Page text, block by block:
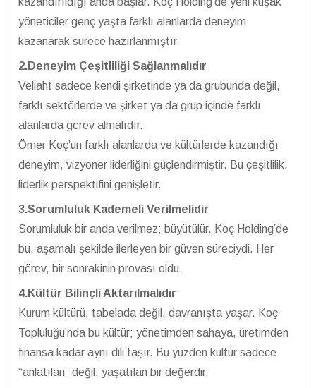
yöneticiler genç yaşta farklı alanlarda deneyim
kazanarak sürece hazırlanmıştır.
2.Deneyim Çeşitliliği Sağlanmalıdır
Veliaht sadece kendi şirketinde ya da grubunda değil,
farklı sektörlerde ve şirket ya da grup içinde farklı
alanlarda görev almalıdır.
Ömer Koç’un farklı alanlarda ve kültürlerde kazandığı
deneyim, vizyoner liderliğini güçlendirmiştir. Bu çeşitlilik,
liderlik perspektifini genişletir.
3.Sorumluluk Kademeli Verilmelidir
Sorumluluk bir anda verilmez; büyütülür. Koç Holding’de
bu, aşamalı şekilde ilerleyen bir güven süreciydi. Her
görev, bir sonrakinin provası oldu.
4.Kültür Bilinçli Aktarılmalıdır
Kurum kültürü, tabelada değil, davranışta yaşar. Koç
Topluluğu’nda bu kültür; yönetimden sahaya, üretimden
finansa kadar aynı dili taşır. Bu yüzden kültür sadece
“anlatılan” değil; yaşatılan bir değerdir.